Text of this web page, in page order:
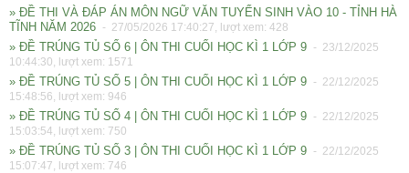
» ĐỀ THI VÀ ĐÁP ÁN MÔN NGỮ VĂN TUYỂN SINH VÀO 10 - TỈNH HÀ
TĨNH NĂM 2026 - 27/05/2026 17:40:27, lượt xem: 428
» ĐỀ TRÚNG TỦ SỐ 6 | ÔN THI CUỐI HỌC KÌ 1 LỚP 9 - 23/12/2025
10:44:30, lượt xem: 1571
» ĐỀ TRÚNG TỦ SỐ 5 | ÔN THI CUỐI HỌC KÌ 1 LỚP 9 - 22/12/2025
15:48:56, lượt xem: 946
» ĐỀ TRÚNG TỦ SỐ 4 | ÔN THI CUỐI HỌC KÌ 1 LỚP 9 - 22/12/2025
15:03:54, lượt xem: 750
» ĐỀ TRÚNG TỦ SỐ 3 | ÔN THI CUỐI HỌC KÌ 1 LỚP 9 - 22/12/2025
15:07:47, lượt xem: 746